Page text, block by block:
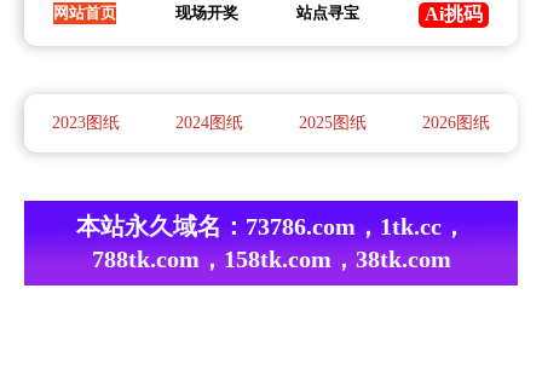
网站首页 现场开奖 站点寻宝 Ai挑码
2023图纸 2024图纸 2025图纸 2026图纸
本站永久域名： 73786.com，1tk.cc，
788tk.com，158tk.com，38tk.com